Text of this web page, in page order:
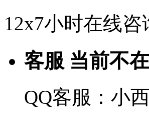
12x7小时在线咨
客服 当前不
QQ客服：小西